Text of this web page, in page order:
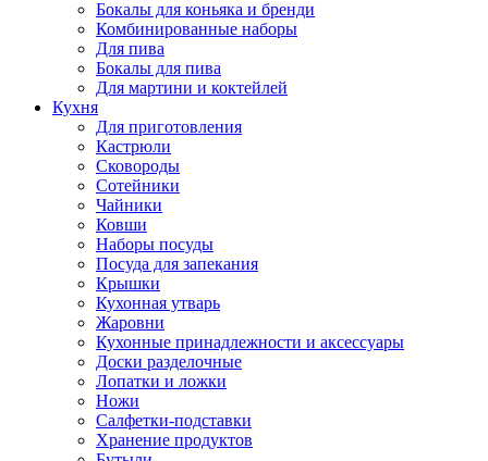
Бокалы для коньяка и бренди
Комбинированные наборы
Для пива
Бокалы для пива
Для мартини и коктейлей
Кухня
Для приготовления
Кастрюли
Сковороды
Сотейники
Чайники
Ковши
Наборы посуды
Посуда для запекания
Крышки
Кухонная утварь
Жаровни
Кухонные принадлежности и аксессуары
Доски разделочные
Лопатки и ложки
Ножи
Салфетки-подставки
Хранение продуктов